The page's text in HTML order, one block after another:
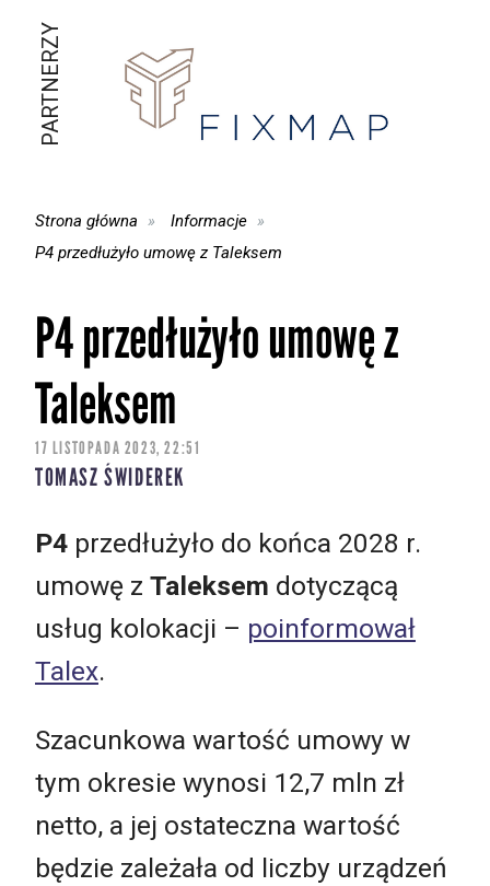
PARTNERZY
Strona główna
Informacje
P4 przedłużyło umowę z Taleksem
P4 przedłużyło umowę z
Taleksem
17 LISTOPADA 2023, 22:51
TOMASZ ŚWIDEREK
P4 przedłużyło do końca 2028 r.
umowę z Taleksem dotyczącą
usług kolokacji – poinformował
Talex.
Szacunkowa wartość umowy w
tym okresie wynosi 12,7 mln zł
netto, a jej ostateczna wartość
będzie zależała od liczby urządzeń